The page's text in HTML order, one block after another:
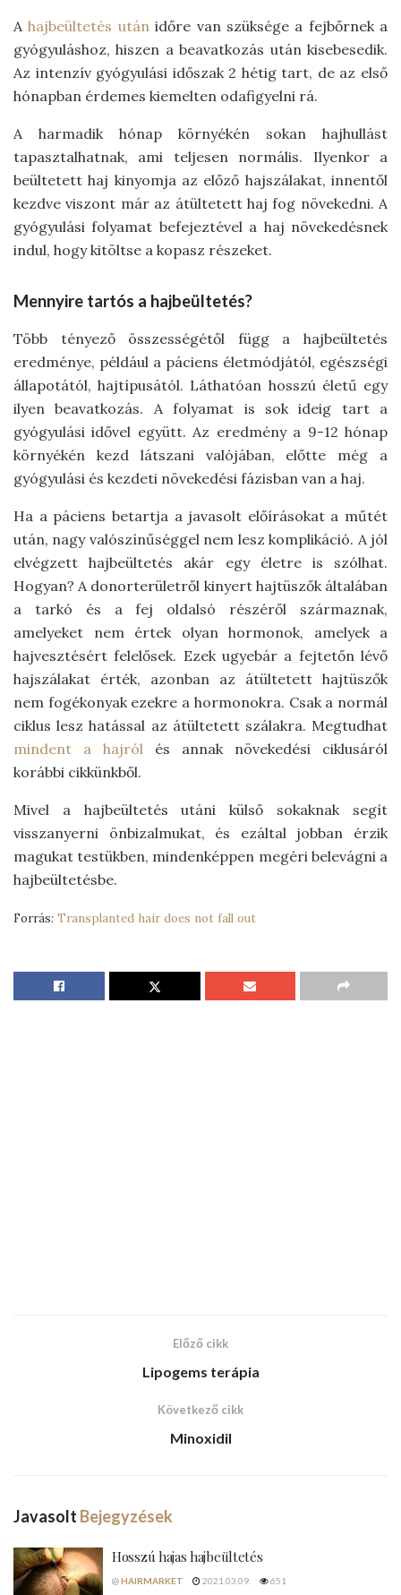
Ahajbeültetés utánidőre van szüksége a fejbőrnek a
gyógyuláshoz, hiszen a beavatkozás után kisebesedik.
Az intenzív gyógyulási időszak 2 hétig tart, de az első
hónapban érdemes kiemelten odafigyelni rá.
A harmadik hónap környékén sokan hajhullást
tapasztalhatnak, ami teljesen normális. Ilyenkor a
beültetett haj kinyomja az előző hajszálakat, innentől
kezdve viszont már az átültetett haj fog növekedni. A
gyógyulási folyamat befejeztével a haj növekedésnek
indul, hogy kitöltse a kopasz részeket.
Mennyire tartós a hajbeültetés?
Több tényező összességétől függ a hajbeültetés
eredménye, például a páciens életmódjától, egészségi
állapotától, hajtípusától. Láthatóan hosszú életű egy
ilyen beavatkozás. A folyamat is sok ideig tart a
gyógyulási idővel együtt. Az eredmény a 9-12 hónap
környékén kezd látszani valójában, előtte még a
gyógyulási és kezdeti növekedési fázisban van a haj.
Ha a páciens betartja a javasolt előírásokat a műtét
után, nagy valószínűséggel nem lesz komplikáció. A jól
elvégzett hajbeültetés akár egy életre is szólhat.
Hogyan? A donorterületről kinyert hajtüszők általában
a tarkó és a fej oldalsó részéről származnak,
amelyeket nem értek olyan hormonok, amelyek a
hajvesztésért felelősek. Ezek ugyebár a fejtetőn lévő
hajszálakat érték, azonban az átültetett hajtüszők
nem fogékonyak ezekre a hormonokra. Csak a normál
ciklus lesz hatással az átültetett szálakra. Megtudhat
mindent a hajról és annak növekedési ciklusáról
korábbi cikkünkből.
Mivel a hajbeültetés utáni külső sokaknak segít
visszanyerni önbizalmukat, és ezáltal jobban érzik
magukat testükben, mindenképpen megéri belevágni a
hajbeültetésbe.
Forrás: Transplanted hair does not fall out
Előző cikk
Lipogems terápia
Következő cikk
Minoxidil
Javasolt Bejegyzések
Hosszú hajas hajbeültetés
@HAIRMARKET 2021.03.09. 651